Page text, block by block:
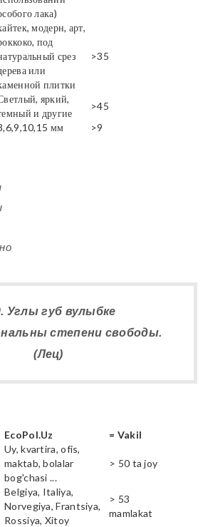
лака)
модерн, арт,
под
срез
или
плитки
>35
яркий,
и другие
>45
мм >9
Углы губ вулыбке
степени свободы.
(Лец)
EcoPol.Uz = Vakil
Uy, kvartira, ofis,
maktab, bolalar
bog'chasi ...
> 50 ta joy
Belgiya, Italiya,
Norvegiya, Frantsiya,
Rossiya, Xitoy
> 53
mamlakat